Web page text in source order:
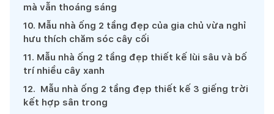
mà vẫn thoáng sáng
10. Mẫu nhà ống 2 tầng đẹp của gia chủ vừa nghỉ
hưu thích chăm sóc cây cối
11. Mẫu nhà ống 2 tầng đẹp thiết kế lùi sâu và bố
trí nhiều cây xanh
12. Mẫu nhà ống 2 tầng đẹp thiết kế 3 giếng trời
kết hợp sân trong